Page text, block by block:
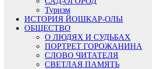
Туризм
ИСТОРИЯ ЙОШКАР-ОЛЫ
ОБЩЕСТВО
О ЛЮДЯХ И СУДЬБАХ
ПОРТРЕТ ГОРОЖАНИНА
СЛОВО ЧИТАТЕЛЯ
СВЕТЛАЯ ПАМЯТЬ